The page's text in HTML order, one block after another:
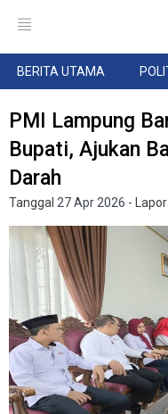
BERITA UTAMA
PMI Lampung
Bupati, Ajukan
Darah
Tanggal 27 Apr 2026 -